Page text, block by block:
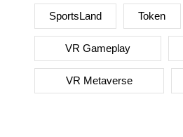
SportsLand Token
VR Gameplay
VR Metaverse